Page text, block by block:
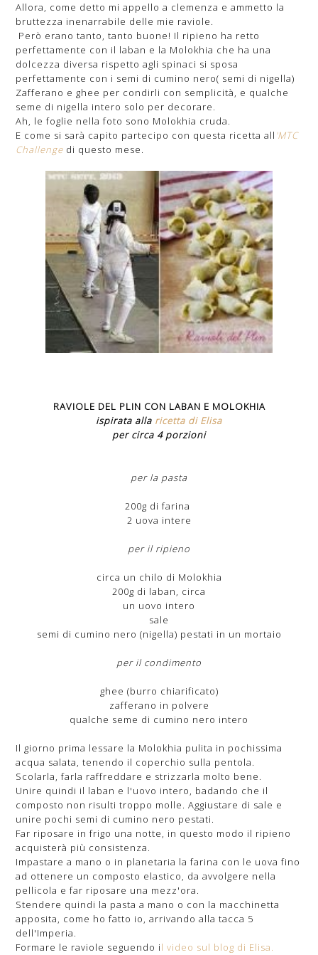
Allora, come detto mi appello a clemenza e ammetto la
bruttezza inenarrabile delle mie raviole.
Però erano tanto, tanto buone! Il ripieno ha retto
perfettamente con il laban e la Molokhia che ha una
dolcezza diversa rispetto agli spinaci si sposa
perfettamente con i semi di cumino nero( semi di nigella)
Zafferano e ghee per condirli con semplicità, e qualche
seme di nigella intero solo per decorare.
Ah, le foglie nella foto sono Molokhia cruda.
E come si sarà capito partecipo con questa ricetta all 'MTC
Challenge di questo mese.
RAVIOLE DEL PLIN CON LABAN E MOLOKHIA
ispirata alla ricetta di Elisa
per circa 4 porzioni
per la pasta
200g di farina
2 uova intere
per il ripieno
circa un chilo di Molokhia
200g di laban, circa
un uovo intero
sale
semi di cumino nero (nigella) pestati in un mortaio
per il condimento
ghee (burro chiarificato)
zafferano in polvere
qualche seme di cumino nero intero
Il giorno prima lessare la Molokhia pulita in pochissima
acqua salata, tenendo il coperchio sulla pentola.
Scolarla, farla raffreddare e strizzarla molto bene.
Unire quindi il laban e l'uovo intero, badando che il
composto non risulti troppo molle. Aggiustare di sale e
unire pochi semi di cumino nero pestati.
Far riposare in frigo una notte, in questo modo il ripieno
acquisterà più consistenza.
Impastare a mano o in planetaria la farina con le uova fino
ad ottenere un composto elastico, da avvolgere nella
pellicola e far riposare una mezz'ora.
Stendere quindi la pasta a mano o con la macchinetta
apposita, come ho fatto io, arrivando alla tacca 5
dell'Imperia.
Formare le raviole seguendo il video sul blog di Elisa.